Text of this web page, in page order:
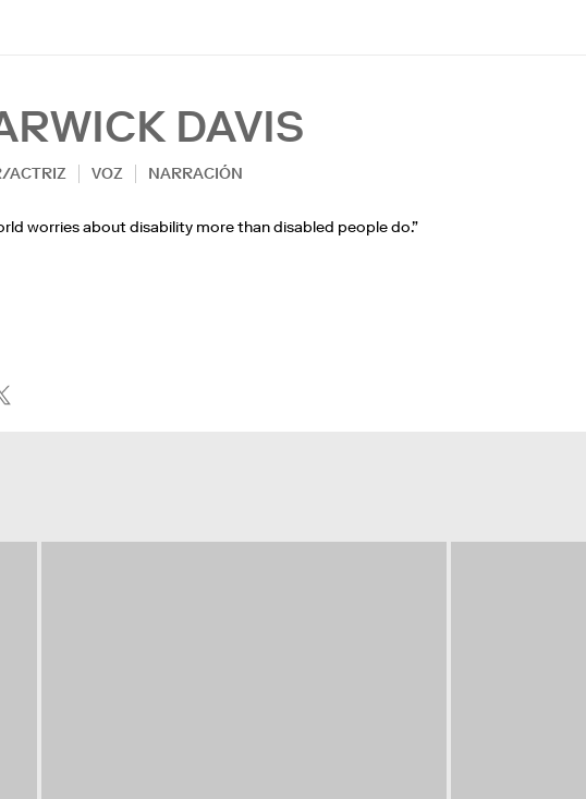
DAVIS
ACTRIZ VOZ NARRACIÓN
worries about disability more than disabled people do.”